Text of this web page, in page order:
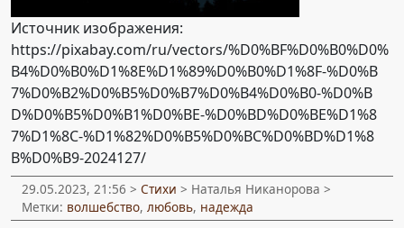
Источник изображения:
https://pixabay.com/ru/vectors/%D0%BF%D0%B0%D0%
B4%D0%B0%D1%8E%D1%89%D0%B0%D1%8F-%D0%B
7%D0%B2%D0%B5%D0%B7%D0%B4%D0%B0-%D0%B
D%D0%B5%D0%B1%D0%BE-%D0%BD%D0%BE%D1%8
7%D1%8C-%D1%82%D0%B5%D0%BC%D0%BD%D1%8
B%D0%B9-2024127/
29.05.2023, 21:56 > Стихи > Наталья Никанорова >
Метки: волшебство, любовь, надежда